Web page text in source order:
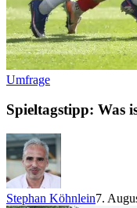
Umfrage
Spieltagstipp: Was
Stephan Köhnlein7.